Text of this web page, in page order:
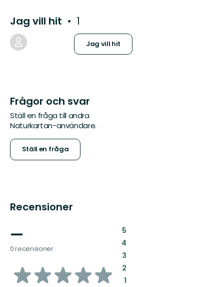
Jag vill hit 1
Jag vill hit
Frågor och svar
Ställ en fråga till andra
Naturkartan-användare.
Ställ en fråga
Recensioner
—
0 recensioner
av
5:
4:
3:
2:
1: